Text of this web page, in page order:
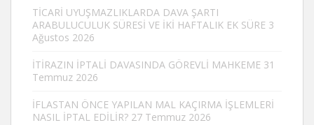
TİCARİ UYUŞMAZLIKLARDA DAVA ŞARTI
ARABULUCULUK SÜRESİ VE İKİ HAFTALIK EK SÜRE 3
Ağustos 2026
İTİRAZIN İPTALİ DAVASINDA GÖREVLİ MAHKEME 31
Temmuz 2026
İFLASTAN ÖNCE YAPILAN MAL KAÇIRMA İŞLEMLERİ
NASIL İPTAL EDİLİR? 27 Temmuz 2026